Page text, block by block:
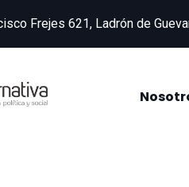
Frejes 621, Ladrón de